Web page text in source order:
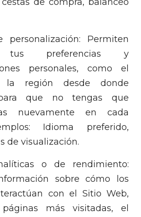
personalización: Permiten
tus preferencias y
personales, como el
región desde donde
que no tengas que
nuevamente en cada
Idioma preferido,
de visualización.
o de rendimiento:
sobre cómo los
con el Sitio Web,
más visitadas, el